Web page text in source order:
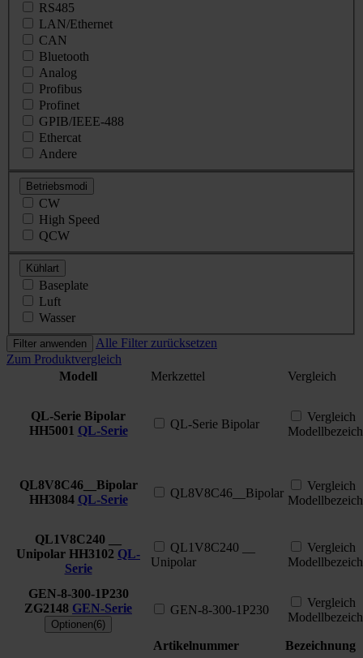
RS485
LAN/Ethernet
CAN
Bluetooth
Analog
Profibus
Profinet
GPIB/IEEE-488
Ethercat
Andere
Betriebsmodi
CW
High Speed
QCW
Kühlart
Baseplate
Luft
Wasser
Filter anwenden
Alle Filter zurücksetzen
Zum Produktvergleich
Modell
Merkzettel Vergleich
QL-Serie Bipolar
HH5001 QL-Serie QL-Serie Bipolar
Vergleich
QL8V8C46__Bipolar
HH3084 QL-Serie QL8V8C46__Bipolar
Vergleich
QL1V8C240 __
Unipolar HH3102 QL-
Serie
QL1V8C240 __
Unipolar
Vergleich
GEN-8-300-1P230
ZG2148 GEN-Serie
Optionen(6)
GEN-8-300-1P230
Vergleich
Artikelnummer
Bezeichnung